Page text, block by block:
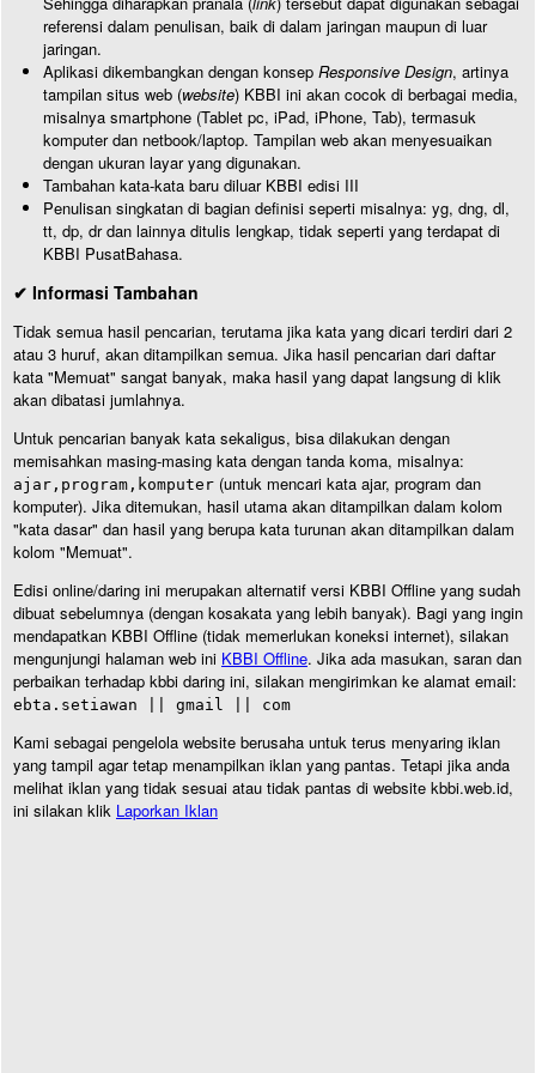
referensi dalam penulisan, baik di dalam jaringan maupun di luar
jaringan.
Aplikasi dikembangkan dengan konsep Responsive Design, artinya
tampilan situs web (website) KBBI ini akan cocok di berbagai media,
misalnya smartphone (Tablet pc, iPad, iPhone, Tab), termasuk
komputer dan netbook/laptop. Tampilan web akan menyesuaikan
dengan ukuran layar yang digunakan.
Tambahan kata-kata baru diluar KBBI edisi III
Penulisan singkatan di bagian definisi seperti misalnya: yg, dng, dl,
tt, dp, dr dan lainnya ditulis lengkap, tidak seperti yang terdapat di
KBBI PusatBahasa.
✔ Informasi Tambahan
Tidak semua hasil pencarian, terutama jika kata yang dicari terdiri dari 2
atau 3 huruf, akan ditampilkan semua. Jika hasil pencarian dari daftar
kata "Memuat" sangat banyak, maka hasil yang dapat langsung di klik
akan dibatasi jumlahnya.
Untuk pencarian banyak kata sekaligus, bisa dilakukan dengan
memisahkan masing-masing kata dengan tanda koma, misalnya:
ajar,program,komputer (untuk mencari kata ajar, program dan
komputer). Jika ditemukan, hasil utama akan ditampilkan dalam kolom
"kata dasar" dan hasil yang berupa kata turunan akan ditampilkan dalam
kolom "Memuat".
Edisi online/daring ini merupakan alternatif versi KBBI Offline yang sudah
dibuat sebelumnya (dengan kosakata yang lebih banyak). Bagi yang ingin
mendapatkan KBBI Offline (tidak memerlukan koneksi internet), silakan
mengunjungi halaman web ini KBBI Offline. Jika ada masukan, saran dan
perbaikan terhadap kbbi daring ini, silakan mengirimkan ke alamat email:
ebta.setiawan || gmail || com
Kami sebagai pengelola website berusaha untuk terus menyaring iklan
yang tampil agar tetap menampilkan iklan yang pantas. Tetapi jika anda
melihat iklan yang tidak sesuai atau tidak pantas di website kbbi.web.id,
ini silakan klik Laporkan Iklan